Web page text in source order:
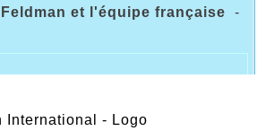
et l'équipe française -